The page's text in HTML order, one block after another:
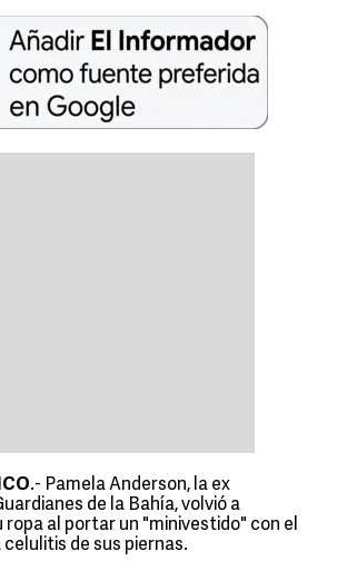
.- Pamela Anderson, la ex
de la Bahía, volvió a
al portar un "minivestido" con el
celulitis de sus piernas.